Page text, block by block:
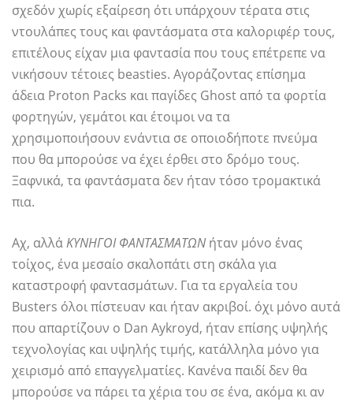
σχεδόν χωρίς εξαίρεση ότι υπάρχουν τέρατα στις
ντουλάπες τους και φαντάσματα στα καλοριφέρ τους,
επιτέλους είχαν μια φαντασία που τους επέτρεπε να
νικήσουν τέτοιες beasties. Αγοράζοντας επίσημα
άδεια Proton Packs και παγίδες Ghost από τα φορτία
φορτηγών, γεμάτοι και έτοιμοι να τα
χρησιμοποιήσουν ενάντια σε οποιοδήποτε πνεύμα
που θα μπορούσε να έχει έρθει στο δρόμο τους.
Ξαφνικά, τα φαντάσματα δεν ήταν τόσο τρομακτικά
πια.
Αχ, αλλάΚΥΝΗΓΟΙ ΦΑΝΤΑΣΜΑΤΩΝήταν μόνο ένας
τοίχος, ένα μεσαίο σκαλοπάτι στη σκάλα για
καταστροφή φαντασμάτων. Για τα εργαλεία του
Busters όλοι πίστευαν και ήταν ακριβοί. όχι μόνο αυτά
που απαρτίζουν ο Dan Aykroyd, ήταν επίσης υψηλής
τεχνολογίας και υψηλής τιμής, κατάλληλα μόνο για
χειρισμό από επαγγελματίες. Κανένα παιδί δεν θα
μπορούσε να πάρει τα χέρια του σε ένα, ακόμα κι αν